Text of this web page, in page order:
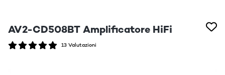
AV2-CD508BT Amplificatore HiFi
13 Valutazioni